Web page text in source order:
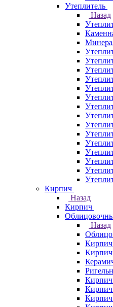
Утеплитель
Назад
Кирпич
Назад
Кирпич
Назад
Кирпич
Кирпич
Кирпич